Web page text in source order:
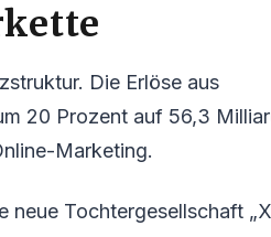
Die Erlöse aus
20 Prozent auf 56,3
Marketing.
Tochtergesellschaft